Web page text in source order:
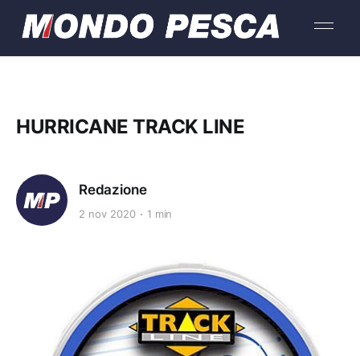
HURRICANE TRACK LINE
Redazione
2 nov 2020 1 min